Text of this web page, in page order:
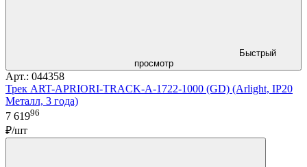
Быстрый
просмотр
Арт.: 044358
Трек ART-APRIORI-TRACK-A-1722-1000 (GD) (Arlight, IP20
Металл, 3 года)
7 61996
₽/шт